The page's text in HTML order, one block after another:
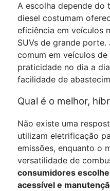
A escolha depende do
diesel costumam
eficiência em veículos
SUVs de grande
comum em veículos
praticidade no dia a
facilidade de
Qual é o melhor,
Não existe uma
utilizam eletrificação
emissões, enquanto o
versatilidade de
consumidores
acessível e